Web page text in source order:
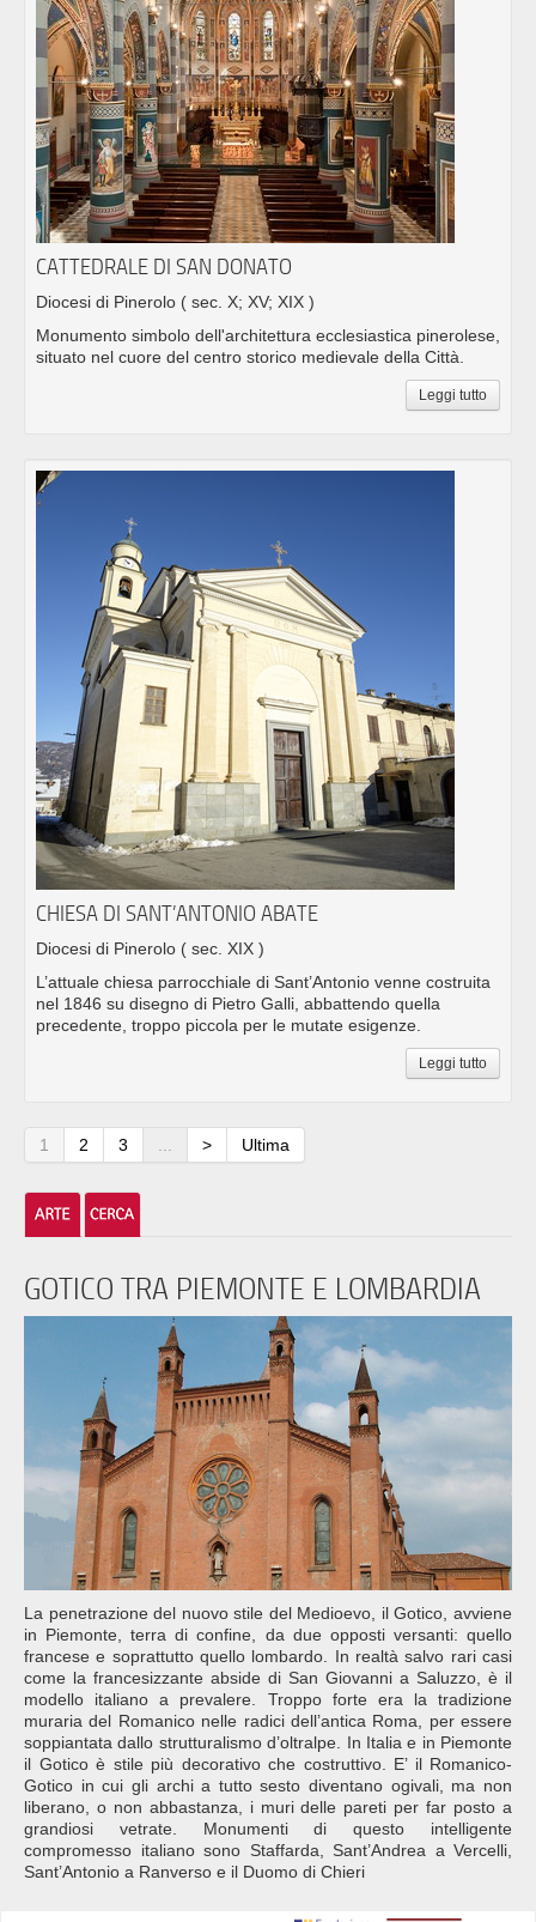
CATTEDRALE DI SAN DONATO
Diocesi di Pinerolo ( sec. X; XV; XIX )
Monumento simbolo dell'architettura ecclesiastica pinerolese,
situato nel cuore del centro storico medievale della Città.
Leggi tutto
CHIESA DI SANT’ANTONIO ABATE
Diocesi di Pinerolo ( sec. XIX )
L’attuale chiesa parrocchiale di Sant’Antonio venne costruita
nel 1846 su disegno di Pietro Galli, abbattendo quella
precedente, troppo piccola per le mutate esigenze.
Leggi tutto
1 2 3 ... > Ultima
GOTICO TRA PIEMONTE E LOMBARDIA
La penetrazione del nuovo stile del Medioevo, il Gotico, avviene
in Piemonte, terra di confine, da due opposti versanti: quello
francese e soprattutto quello lombardo. In realtà salvo rari casi
come la francesizzante abside di San Giovanni a Saluzzo, è il
modello italiano a prevalere. Troppo forte era la tradizione
muraria del Romanico nelle radici dell’antica Roma, per essere
soppiantata dallo strutturalismo d’oltralpe. In Italia e in Piemonte
il Gotico è stile più decorativo che costruttivo. E’ il Romanico-
Gotico in cui gli archi a tutto sesto diventano ogivali, ma non
liberano, o non abbastanza, i muri delle pareti per far posto a
grandiosi vetrate. Monumenti di questo intelligente
compromesso italiano sono Staffarda, Sant’Andrea a Vercelli,
Sant’Antonio a Ranverso e il Duomo di Chieri